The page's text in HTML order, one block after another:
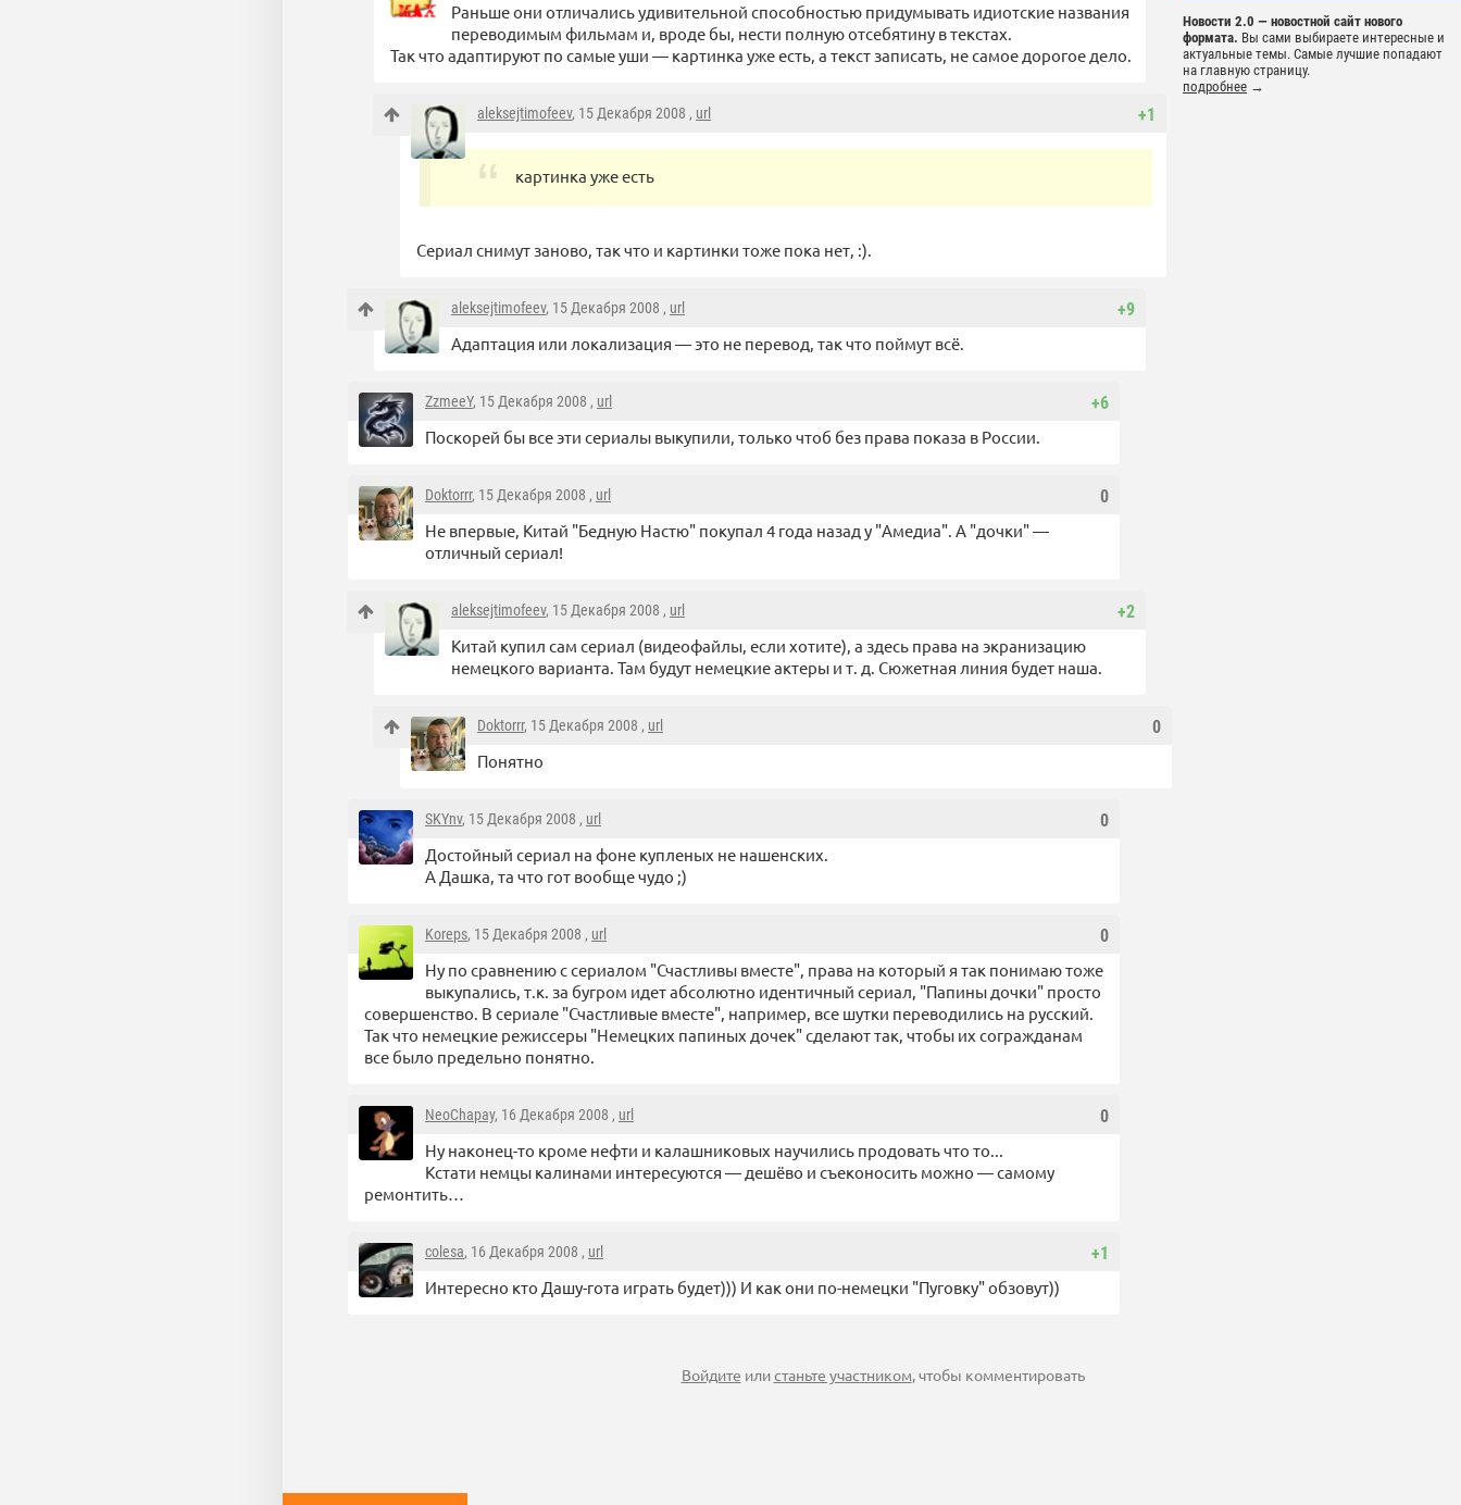
Новости 2.0 — новостной сайт нового
формата. Вы сами выбираете интересные и
актуальные темы. Самые лучшие попадают
на главную страницу.
подробнее →
Раньше они отличались удивительной способностью придумывать идиотские названия
переводимым фильмам и, вроде бы, нести полную отсебятину в текстах.
Так что адаптируют по самые уши — картинка уже есть, а текст записать, не самое дорогое дело.
+1
aleksejtimofeev, 15 Декабря 2008 , url
картинка уже есть
Сериал снимут заново, так что и картинки тоже пока нет, :).
+9
aleksejtimofeev, 15 Декабря 2008 , url
Адаптация или локализация — это не перевод, так что поймут всё.
+6
ZzmeeY, 15 Декабря 2008 , url
Поскорей бы все эти сериалы выкупили, только чтоб без права показа в России.
0
Doktorrr, 15 Декабря 2008 , url
Не впервые, Китай "Бедную Настю" покупал 4 года назад у "Амедиа". А "дочки" —
отличный сериал!
+2
aleksejtimofeev, 15 Декабря 2008 , url
Китай купил сам сериал (видеофайлы, если хотите), а здесь права на экранизацию
немецкого варианта. Там будут немецкие актеры и т. д. Сюжетная линия будет наша.
0
Doktorrr, 15 Декабря 2008 , url
Понятно
0
SKYnv, 15 Декабря 2008 , url
Достойный сериал на фоне купленых не нашенских.
А Дашка, та что гот вообще чудо ;)
0
Koreps, 15 Декабря 2008 , url
Ну по сравнению с сериалом "Счастливы вместе", права на который я так понимаю тоже
выкупались, т.к. за бугром идет абсолютно идентичный сериал, "Папины дочки" просто
совершенство. В сериале "Счастливые вместе", например, все шутки переводились на русский.
Так что немецкие режиссеры "Немецких папиных дочек" сделают так, чтобы их согражданам
все было предельно понятно.
0
NeoChapay, 16 Декабря 2008 , url
Ну наконец-то кроме нефти и калашниковых научились продовать что то...
Кстати немцы калинами интересуются — дешёво и съеконосить можно — самому
ремонтить…
+1
colesa, 16 Декабря 2008 , url
Интересно кто Дашу-гота играть будет))) И как они по-немецки "Пуговку" обзовут))
Войдите илистаньте участником, чтобы комментировать